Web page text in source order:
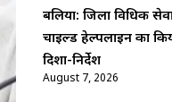
बलिया: जिला विधिक
चाइल्ड हेल्पलाइन का
दिशा-निर्देश
August 7, 2026